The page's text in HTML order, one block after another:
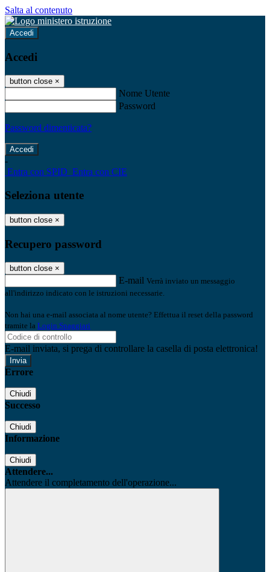
Salta al contenuto
Accedi
Accedi
button close ×
Nome Utente
Password
Password dimenticata?
-
Entra con SPID Entra con CIE
Seleziona utente
button close ×
Recupero password
button close ×
E-mail Verrà inviato un messaggio
all'indirizzo indicato con le istruzioni necessarie.
Non hai una e-mail associata al nome utente? Effettua il reset della password
tramite la Login Spaggiari
E-mail inviata, si prega di controllare la casella di posta elettronica!
Errore
Chiudi
Successo
Chiudi
Informazione
Chiudi
Attendere...
Attendere il completamento dell'operazione...